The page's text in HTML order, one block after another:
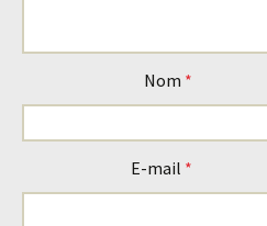
Nom *
E-mail *